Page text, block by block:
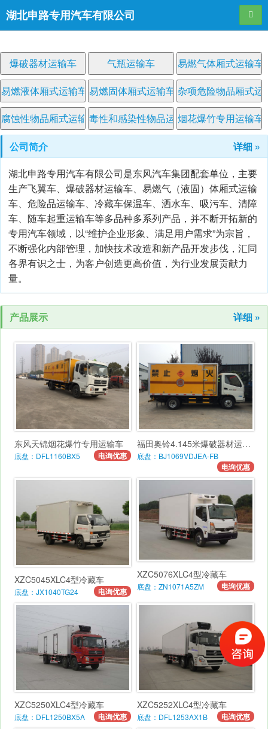
湖北申路专用汽车有限公司 导航
爆破器材运输车 气瓶运输车
易燃气体厢式运输车
易燃液体厢式运输车 易燃固体厢式运输车 杂项危险物品厢式运
腐蚀性物品厢式运输车毒性和感染性物品运输车烟花爆竹专用运输车
公司简介
详细 »
湖北申路专用汽车有限公司是东风汽车集团配套单位，主要
生产飞翼车、爆破器材运输车、易燃气（液固）体厢式运输
车、危险品运输车、冷藏车保温车、洒水车、吸污车、清障
车、随车起重运输车等多品种多系列产品，并不断开拓新的
专用汽车领域，以“维护企业形象、满足用户需求”为宗旨，
不断强化内部管理，加快技术改造和新产品开发步伐，汇同
各界有识之士，为客户创造更高价值，为行业发展贡献力
量。
产品展示 详细 »
东风天锦烟花爆竹专用运输车
底盘：DFL1160BX5 电询优惠
福田奥铃4.145米爆破器材运输车
底盘：BJ1069VDJEA-FB
电询优惠
XZC5045XLC4型冷藏车
底盘：JX1040TG24 电询优惠
XZC5076XLC4型冷藏车
底盘：ZN1071A5ZM 电询优惠
XZC5250XLC4型冷藏车
底盘：DFL1250BX5A 电询优惠
XZC5252XLC4型冷藏车
底盘：DFL1253AX1B 电询优惠